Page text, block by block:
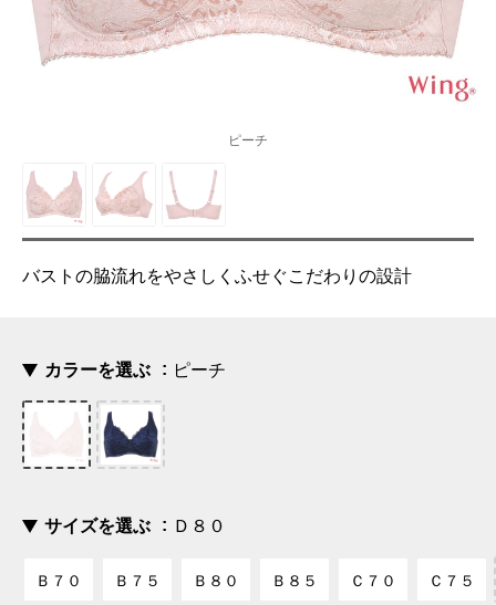
ピーチ
バストの脇流れをやさしくふせぐこだわりの設計
カラーを選ぶ ピーチ
サイズを選ぶ Ｄ８０
Ｂ７０ Ｂ７５ Ｂ８０ Ｂ８５ Ｃ７０ Ｃ７５